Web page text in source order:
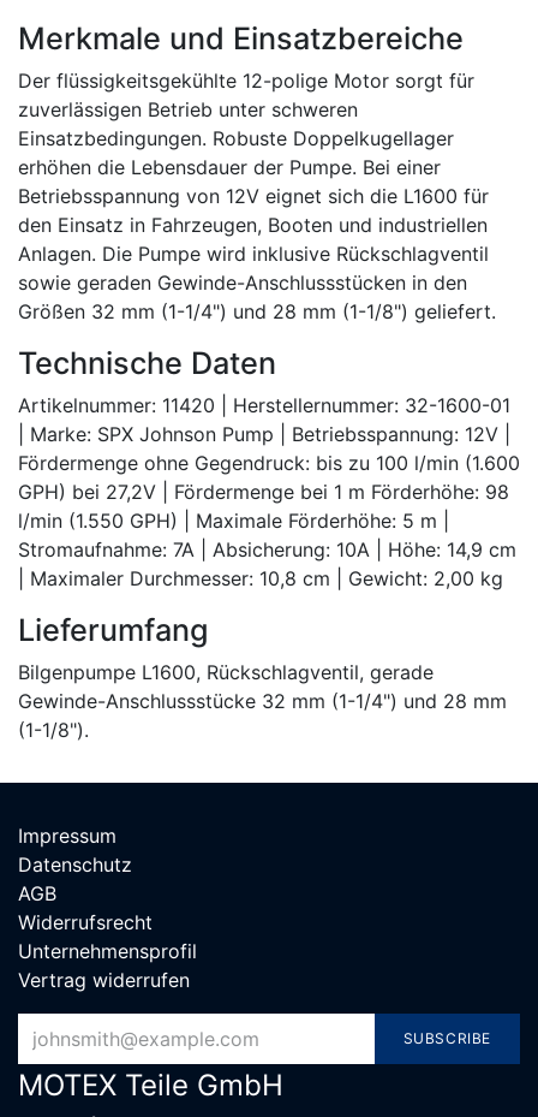
Merkmale und Einsatzbereiche
Der flüssigkeitsgekühlte 12-polige Motor sorgt für
zuverlässigen Betrieb unter schweren
Einsatzbedingungen. Robuste Doppelkugellager
erhöhen die Lebensdauer der Pumpe. Bei einer
Betriebsspannung von 12V eignet sich die L1600 für
den Einsatz in Fahrzeugen, Booten und industriellen
Anlagen. Die Pumpe wird inklusive Rückschlagventil
sowie geraden Gewinde-Anschlussstücken in den
Größen 32 mm (1-1/4") und 28 mm (1-1/8") geliefert.
Technische Daten
Artikelnummer: 11420 | Herstellernummer: 32-1600-01
| Marke: SPX Johnson Pump | Betriebsspannung: 12V |
Fördermenge ohne Gegendruck: bis zu 100 l/min (1.600
GPH) bei 27,2V | Fördermenge bei 1 m Förderhöhe: 98
l/min (1.550 GPH) | Maximale Förderhöhe: 5 m |
Stromaufnahme: 7A | Absicherung: 10A | Höhe: 14,9 cm
| Maximaler Durchmesser: 10,8 cm | Gewicht: 2,00 kg
Lieferumfang
Bilgenpumpe L1600, Rückschlagventil, gerade
Gewinde-Anschlussstücke 32 mm (1-1/4") und 28 mm
(1-1/8").
Impressum
Datenschutz
AGB
Widerrufsrecht
Unternehmensprofil
Vertrag widerrufen
SUBSCRIBE
MOTEX Teile G​mbH